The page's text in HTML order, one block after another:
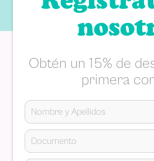
Obtén un 15% de
primera